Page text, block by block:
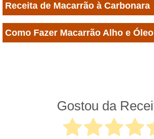
Receita de Macarrão à Carbonara
Como Fazer Macarrão Alho e Óleo
Gostou da